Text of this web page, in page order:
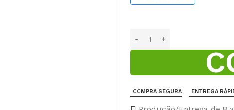
COMPRA SEGURA ENTREGA